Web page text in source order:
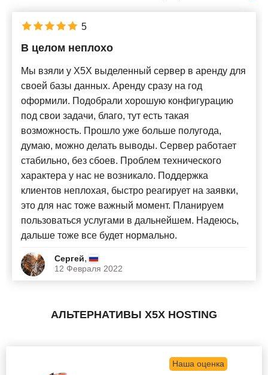
Новые
В целом неплохо
Мы взяли у X5X выделенный сервер в аренду для
своей базы данных. Аренду сразу на год
оформили. Подобрали хорошую конфигурацию
под свои задачи, благо, тут есть такая
возможность. Прошло уже больше полугода,
думаю, можно делать выводы. Сервер работает
стабильно, без сбоев. Проблем технического
характера у нас не возникало. Поддержка
клиентов неплохая, быстро реагирует на заявки,
это для нас тоже важный момент. Планируем
пользоваться услугами в дальнейшем. Надеюсь,
дальше тоже все будет нормально.
Сергей,
12 Февраля 2022
5
АЛЬТЕРНАТИВЫ X5X HOSTING
Наша оценка